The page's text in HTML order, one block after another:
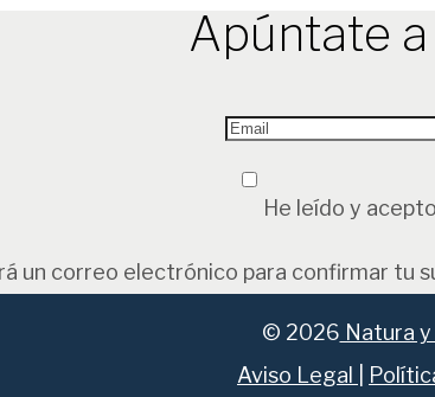
Apúntate
He leído y
un correo electrónico para confirmar tu
© 2026 Natura
Aviso Legal